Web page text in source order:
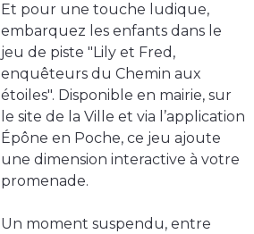
Et pour une touche ludique,
embarquez les enfants dans le
jeu de piste "Lily et Fred,
enquêteurs du Chemin aux
étoiles". Disponible en mairie, sur
le site de la Ville et via l’application
Épône en Poche, ce jeu ajoute
une dimension interactive à votre
promenade.
Un moment suspendu, entre